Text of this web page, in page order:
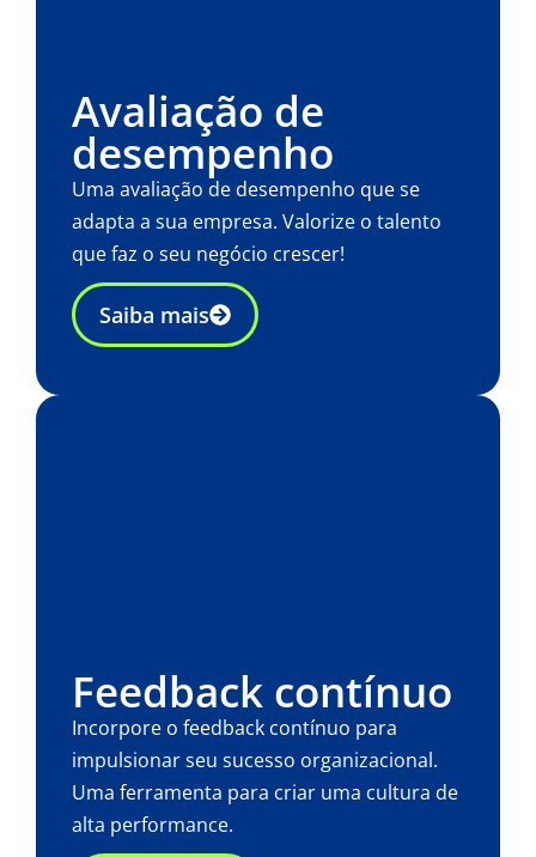
Feedback contínuo​
Incorpore o feedback contínuo para
impulsionar seu sucesso organizacional.
Uma ferramenta para criar uma cultura de
alta performance.
Avaliação de
desempenho​
Uma avaliação de desempenho que se
adapta a sua empresa. Valorize o talento
que faz o seu negócio crescer!
Saiba mais